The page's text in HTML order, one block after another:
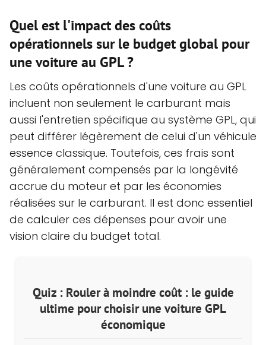
Quel est l'impact des coûts
opérationnels sur le budget global pour
une voiture au GPL ?
Les coûts opérationnels d'une voiture au GPL
incluent non seulement le carburant mais
aussi l'entretien spécifique au système GPL, qui
peut différer légèrement de celui d'un véhicule
essence classique. Toutefois, ces frais sont
généralement compensés par la longévité
accrue du moteur et par les économies
réalisées sur le carburant. Il est donc essentiel
de calculer ces dépenses pour avoir une
vision claire du budget total.
Quiz : Rouler à moindre coût : le guide
ultime pour choisir une voiture GPL
économique